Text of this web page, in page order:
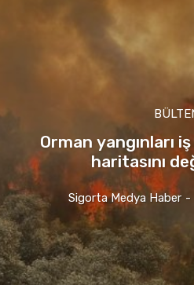
Orman yangınları
haritasını
Sigorta Medya Haber -